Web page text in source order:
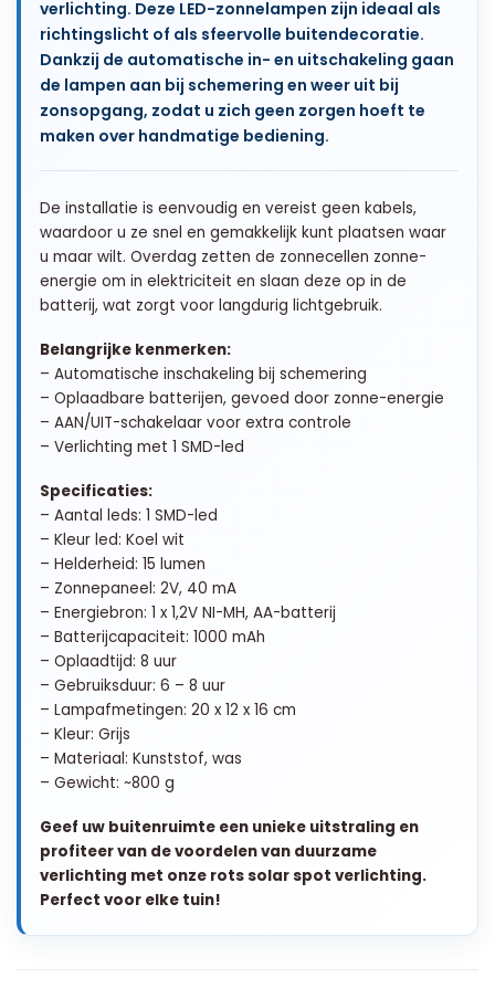
verlichting. Deze LED-zonnelampen zijn ideaal als
richtingslicht of als sfeervolle buitendecoratie.
Dankzij de automatische in- en uitschakeling gaan
de lampen aan bij schemering en weer uit bij
zonsopgang, zodat u zich geen zorgen hoeft te
maken over handmatige bediening.
De installatie is eenvoudig en vereist geen kabels,
waardoor u ze snel en gemakkelijk kunt plaatsen waar
u maar wilt. Overdag zetten de zonnecellen zonne-
energie om in elektriciteit en slaan deze op in de
batterij, wat zorgt voor langdurig lichtgebruik.
Belangrijke kenmerken:
– Automatische inschakeling bij schemering
– Oplaadbare batterijen, gevoed door zonne-energie
– AAN/UIT-schakelaar voor extra controle
– Verlichting met 1 SMD-led
Specificaties:
– Aantal leds: 1 SMD-led
– Kleur led: Koel wit
– Helderheid: 15 lumen
– Zonnepaneel: 2V, 40 mA
– Energiebron: 1 x 1,2V NI-MH, AA-batterij
– Batterijcapaciteit: 1000 mAh
– Oplaadtijd: 8 uur
– Gebruiksduur: 6 – 8 uur
– Lampafmetingen: 20 x 12 x 16 cm
– Kleur: Grijs
– Materiaal: Kunststof, was
– Gewicht: ~800 g
Geef uw buitenruimte een unieke uitstraling en
profiteer van de voordelen van duurzame
verlichting met onze rots solar spot verlichting.
Perfect voor elke tuin!